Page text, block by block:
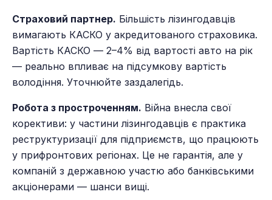
Страховий партнер. Більшість лізингодавців
вимагають КАСКО у акредитованого страховика.
Вартість КАСКО — 2–4% від вартості авто на рік
— реально впливає на підсумкову вартість
володіння. Уточнюйте заздалегідь.
Робота з простроченням. Війна внесла свої
корективи: у частини лізингодавців є практика
реструктуризації для підприємств, що працюють
у прифронтових регіонах. Це не гарантія, але у
компаній з державною участю або банківськими
акціонерами — шанси вищі.